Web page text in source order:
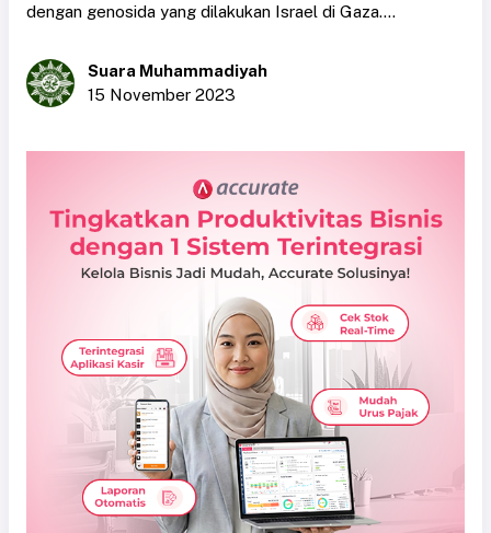
dengan genosida yang dilakukan Israel di Gaza....
Suara Muhammadiyah
15 November 2023